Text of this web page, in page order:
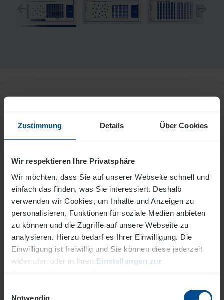
Zustimmung Details Über Cookies
Wir respektieren Ihre Privatsphäre
Wir möchten, dass Sie auf unserer Webseite schnell und
einfach das finden, was Sie interessiert. Deshalb
verwenden wir Cookies, um Inhalte und Anzeigen zu
personalisieren, Funktionen für soziale Medien anbieten
zu können und die Zugriffe auf unsere Webseite zu
analysieren. Hierzu bedarf es Ihrer Einwilligung. Die
Einwilligung ist freiwillig und Sie können diese jederzeit
widerrufen oder in Ihren Einstellungen zur
Datenschutz
Notwendig
Anfahrt & Parken